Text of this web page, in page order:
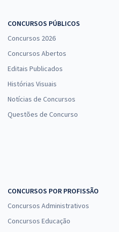
CONCURSOS PÚBLICOS
Concursos 2026
Concursos Abertos
Editais Publicados
Histórias Visuais
Notícias de Concursos
Questões de Concurso
CONCURSOS POR PROFISSÃO
Concursos Administrativos
Concursos Educação